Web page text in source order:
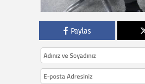
Paylas